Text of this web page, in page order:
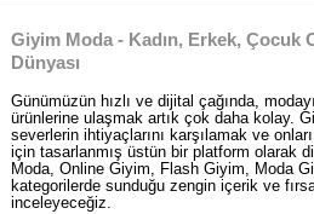
Giyim Moda - Kadın, Erkek, Çocuk
Dünyası
Günümüzün hızlı ve dijital çağında,
ürünlerine ulaşmak artık çok daha kolay.
severlerin ihtiyaçlarını karşılamak ve
için tasarlanmış üstün bir platform olarak
Moda, Online Giyim, Flash Giyim, Moda
kategorilerde sunduğu zengin içerik ve
inceleyeceğiz.